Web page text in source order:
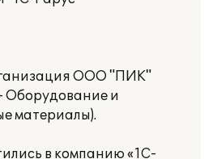
ООО "ПИК"
Оборудование и
материалы).
в компанию «1С-